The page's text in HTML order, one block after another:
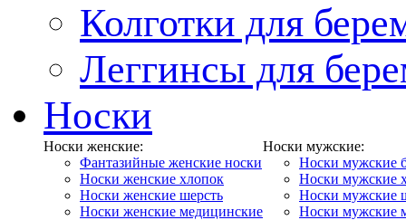
Колготки для
Леггинсы для
Носки
Носки женские:
Фантазийные женские носки
Носки женские хлопок
Носки женские шерсть
Носки женские медицинские
Носки мужские:
Носки мужские
Носки мужские
Носки мужские
Носки мужские